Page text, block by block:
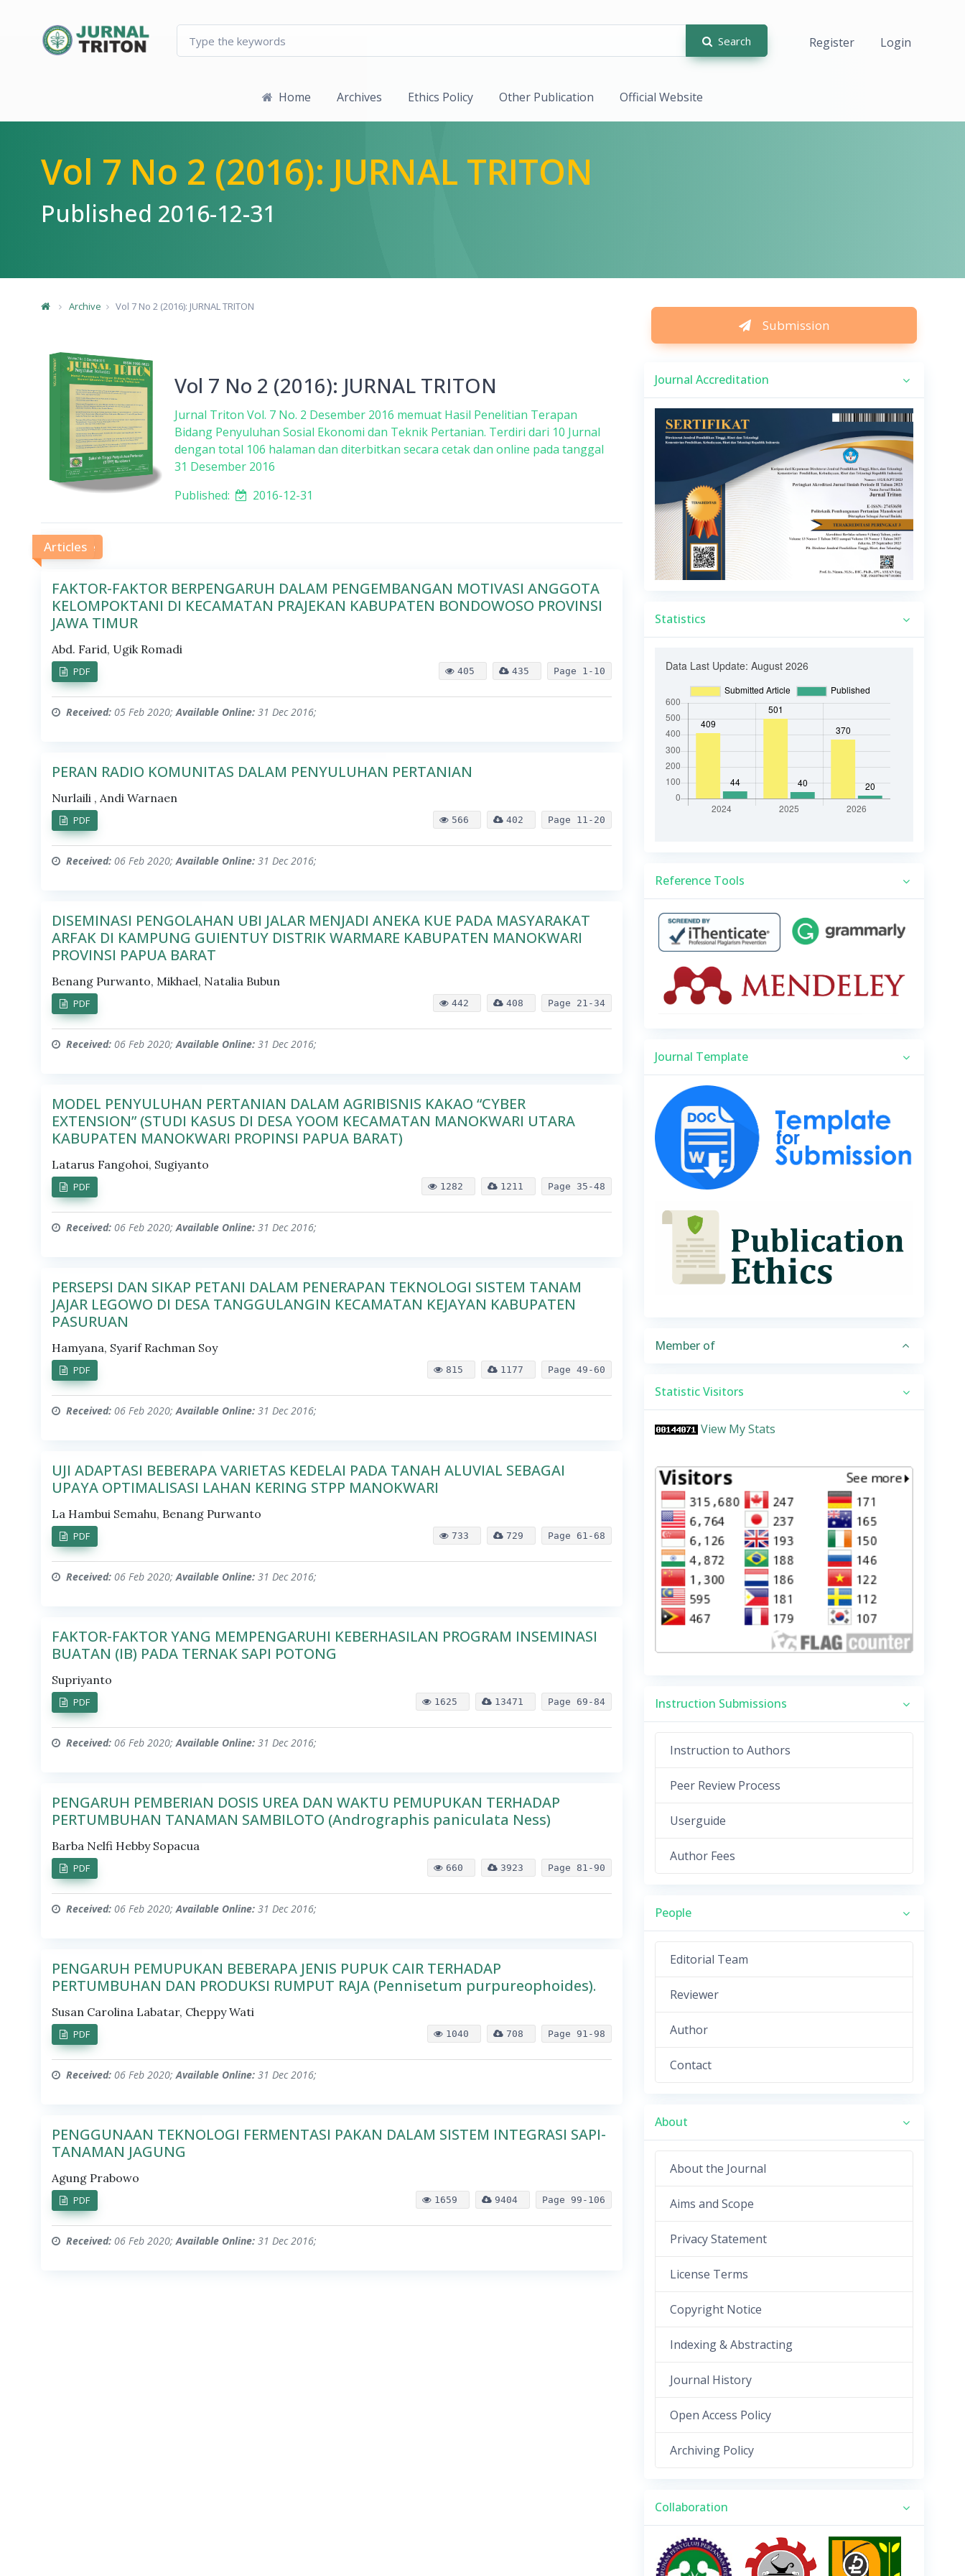
Quick jump to page content
Search Register Login
Home Archives Ethics Policy Other Publication Official Website
Vol 7 No 2 (2016): JURNAL TRITON
Published 2016-12-31
Archive Vol 7 No 2 (2016): JURNAL TRITON
Vol 7 No 2 (2016): JURNAL TRITON
Jurnal Triton Vol. 7 No. 2 Desember 2016 memuat Hasil Penelitian Terapan
Bidang Penyuluhan Sosial Ekonomi dan Teknik Pertanian. Terdiri dari 10 Jurnal
dengan total 106 halaman dan diterbitkan secara cetak dan online pada tanggal
31 Desember 2016
Published:
2016-12-31
Full Issue
Articles
FAKTOR-FAKTOR BERPENGARUH DALAM PENGEMBANGAN MOTIVASI ANGGOTA
KELOMPOKTANI DI KECAMATAN PRAJEKAN KABUPATEN BONDOWOSO PROVINSI
JAWA TIMUR
Abd. Farid, Ugik Romadi
405 435 Page 1-10
PDF
Received: 05 Feb 2020;Available Online: 31 Dec 2016;
PERAN RADIO KOMUNITAS DALAM PENYULUHAN PERTANIAN
Nurlaili , Andi Warnaen
566 402 Page 11-20
PDF
Received: 06 Feb 2020;Available Online: 31 Dec 2016;
DISEMINASI PENGOLAHAN UBI JALAR MENJADI ANEKA KUE PADA MASYARAKAT
ARFAK DI KAMPUNG GUIENTUY DISTRIK WARMARE KABUPATEN MANOKWARI
PROVINSI PAPUA BARAT
Benang Purwanto, Mikhael, Natalia Bubun
442 408 Page 21-34
PDF
Received: 06 Feb 2020;Available Online: 31 Dec 2016;
MODEL PENYULUHAN PERTANIAN DALAM AGRIBISNIS KAKAO “CYBER
EXTENSION” (STUDI KASUS DI DESA YOOM KECAMATAN MANOKWARI UTARA
KABUPATEN MANOKWARI PROPINSI PAPUA BARAT)
Latarus Fangohoi, Sugiyanto
1282 1211 Page 35-48
PDF
Received: 06 Feb 2020;Available Online: 31 Dec 2016;
PERSEPSI DAN SIKAP PETANI DALAM PENERAPAN TEKNOLOGI SISTEM TANAM
JAJAR LEGOWO DI DESA TANGGULANGIN KECAMATAN KEJAYAN KABUPATEN
PASURUAN
Hamyana, Syarif Rachman Soy
815 1177 Page 49-60
PDF
Received: 06 Feb 2020;Available Online: 31 Dec 2016;
UJI ADAPTASI BEBERAPA VARIETAS KEDELAI PADA TANAH ALUVIAL SEBAGAI
UPAYA OPTIMALISASI LAHAN KERING STPP MANOKWARI
La Hambui Semahu, Benang Purwanto
733 729 Page 61-68
PDF
Received: 06 Feb 2020;Available Online: 31 Dec 2016;
FAKTOR-FAKTOR YANG MEMPENGARUHI KEBERHASILAN PROGRAM INSEMINASI
BUATAN (IB) PADA TERNAK SAPI POTONG
Supriyanto
1625 13471 Page 69-84
PDF
Received: 06 Feb 2020;Available Online: 31 Dec 2016;
PENGARUH PEMBERIAN DOSIS UREA DAN WAKTU PEMUPUKAN TERHADAP
PERTUMBUHAN TANAMAN SAMBILOTO (Andrographis paniculata Ness)
Barba Nelfi Hebby Sopacua
660 3923 Page 81-90
PDF
Received: 06 Feb 2020;Available Online: 31 Dec 2016;
PENGARUH PEMUPUKAN BEBERAPA JENIS PUPUK CAIR TERHADAP
PERTUMBUHAN DAN PRODUKSI RUMPUT RAJA (Pennisetum purpureophoides).
Susan Carolina Labatar, Cheppy Wati
1040 708 Page 91-98
PDF
Received: 06 Feb 2020;Available Online: 31 Dec 2016;
PENGGUNAAN TEKNOLOGI FERMENTASI PAKAN DALAM SISTEM INTEGRASI SAPI-
TANAMAN JAGUNG
Agung Prabowo
1659 9404 Page 99-106
PDF
Received: 06 Feb 2020;Available Online: 31 Dec 2016;
Submission
Journal Accreditation
Statistics
Reference Tools
Journal Template
Member of
Statistic Visitors
View My Stats
Instruction Submissions
Instruction to Authors
Peer Review Process
Userguide
Author Fees
People
Editorial Team
Reviewer
Author
Contact
About
About the Journal
Aims and Scope
Privacy Statement
License Terms
Copyright Notice
Indexing & Abstracting
Journal History
Open Access Policy
Archiving Policy
Collaboration